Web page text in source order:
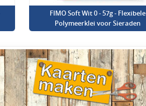
FIMO Soft Wit 0 - 57g - Flexibele
Polymeerklei voor Sieraden